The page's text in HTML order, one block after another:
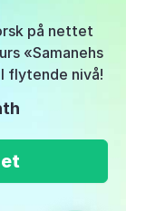
på nettet
«Samanehs
flytende nivå!